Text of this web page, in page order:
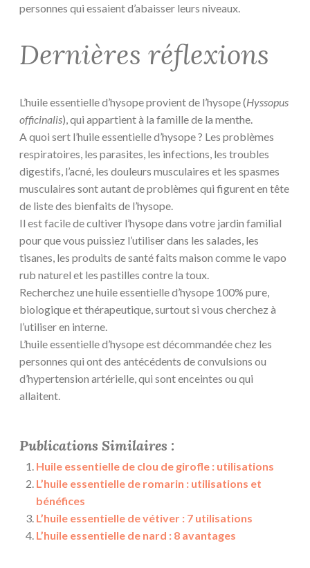
personnes qui essaient d’abaisser leurs niveaux.
Dernières réflexions
L’huile essentielle d’hysope provient de l’hysope (Hyssopus
officinalis), qui appartient à la famille de la menthe.
A quoi sert l’huile essentielle d’hysope ? Les problèmes
respiratoires, les parasites, les infections, les troubles
digestifs, l’acné, les douleurs musculaires et les spasmes
musculaires sont autant de problèmes qui figurent en tête
de liste des bienfaits de l’hysope.
Il est facile de cultiver l’hysope dans votre jardin familial
pour que vous puissiez l’utiliser dans les salades, les
tisanes, les produits de santé faits maison comme le vapo
rub naturel et les pastilles contre la toux.
Recherchez une huile essentielle d’hysope 100% pure,
biologique et thérapeutique, surtout si vous cherchez à
l’utiliser en interne.
L’huile essentielle d’hysope est décommandée chez les
personnes qui ont des antécédents de convulsions ou
d’hypertension artérielle, qui sont enceintes ou qui
allaitent.
Publications Similaires :
Huile essentielle de clou de girofle : utilisations
L’huile essentielle de romarin : utilisations et
bénéfices
L’huile essentielle de vétiver : 7 utilisations
L’huile essentielle de nard : 8 avantages